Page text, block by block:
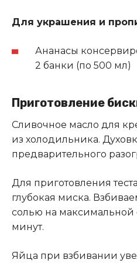
Для украшения и
Ананасы
2 банки (по 500 мл)
Приготовление
Сливочное масло для
из холодильника.
предварительного
Для приготовления
глубокая миска.
солью на максимальной
минут.
Яйца при взбивании